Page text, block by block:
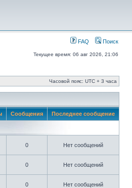
FAQ Поиск
Текущее время: 06 авг 2026, 21:06
Часовой пояс: UTC + 3 часа
Сообщения Последнее сообщение
0 Нет сообщений
0 Нет сообщений
0 Нет сообщений